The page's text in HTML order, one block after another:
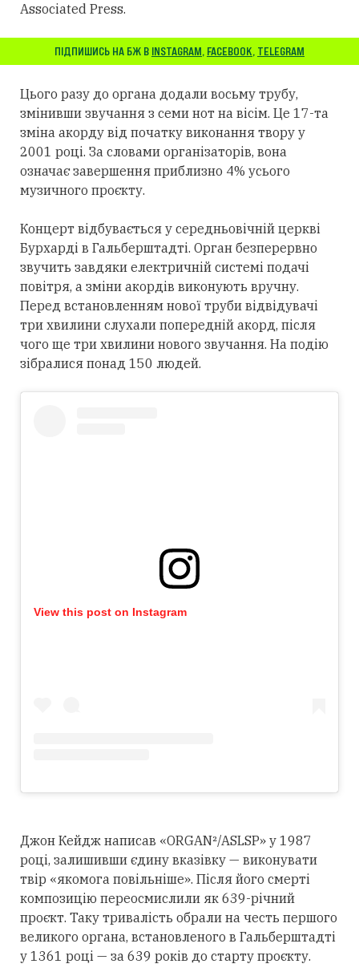
Associated Press.
ПІДПИШИСЬ НА БЖ В INSTAGRAM, FACEBOOK, TELEGRAM
Цього разу до органа додали восьму трубу,
змінивши звучання з семи нот на вісім. Це 17-та
зміна акорду від початку виконання твору у
2001 році. За словами організаторів, вона
означає завершення приблизно 4% усього
музичного проєкту.
Концерт відбувається у середньовічній церкві
Бурхарді в Гальберштадті. Орган безперервно
звучить завдяки електричній системі подачі
повітря, а зміни акордів виконують вручну.
Перед встановленням нової труби відвідувачі
три хвилини слухали попередній акорд, після
чого ще три хвилини нового звучання. На подію
зібралися понад 150 людей.
View this post on Instagram
Джон Кейдж написав «ORGAN²/ASLSP» у 1987
році, залишивши єдину вказівку — виконувати
твір «якомога повільніше». Після його смерті
композицію переосмислили як 639-річний
проєкт. Таку тривалість обрали на честь першого
великого органа, встановленого в Гальберштадті
у 1361 році — за 639 років до старту проєкту.